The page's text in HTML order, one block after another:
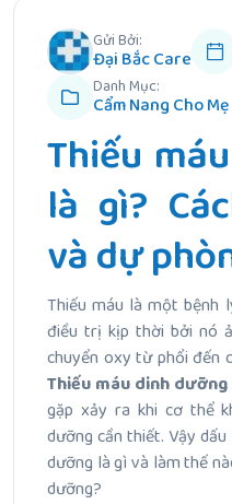
Gửi Bởi:
Đại Bắc Care
Danh Mục:
Cẩm Nang Cho Mẹ
Thiếu
là gì?
và dự
Thiếu máu là một bệnh
điều trị kịp thời bởi nó
chuyển oxy từ phổi đến
Thiếu máu dinh dưỡng
gặp xảy ra khi cơ thể
dưỡng cần thiết. Vậy
dưỡng là gì và làm thế
dưỡng?